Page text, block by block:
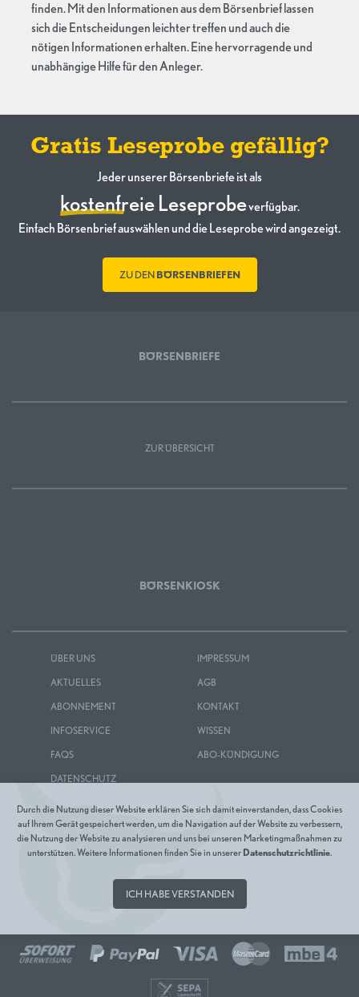
finden. Mit den Informationen aus dem Börsenbrief lassen
sich die Entscheidungen leichter treffen und auch die
nötigen Informationen erhalten. Eine hervorragende und
unabhängige Hilfe für den Anleger.
Gratis Leseprobe gefällig?
Jeder unserer Börsenbriefe ist als
kostenfreie Leseprobeverfügbar.
Einfach Börsenbrief auswählen und die Leseprobe wird angezeigt.
ZU DEN BÖRSENBRIEFEN
Durch die Nutzung dieser Website erklären Sie sich damit einverstanden, dass Cookies
auf Ihrem Gerät gespeichert werden, um die Navigation auf der Website zu verbessern,
die Nutzung der Website zu analysieren und uns bei unseren Marketingmaßnahmen zu
unterstützen. Weitere Informationen finden Sie in unserer Datenschutzrichtlinie.
ICH HABE VERSTANDEN
BÖRSENKIOSK
ÜBER UNS
AKTUELLES
ABONNEMENT
INFOSERVICE
FAQS
DATENSCHUTZ
IMPRESSUM
AGB
KONTAKT
WISSEN
ABO-KÜNDIGUNG
BÖRSENBRIEFE
ZUR ÜBERSICHT